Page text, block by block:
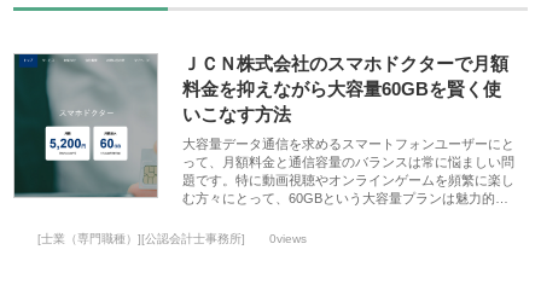
ＪＣＮ株式会社のスマホドクターで月額
料金を抑えながら大容量60GBを賢く使
いこなす方法
大容量データ通信を求めるスマートフォンユーザーにと
って、月額料金と通信容量のバランスは常に悩ましい問
題です。特に動画視聴やオンラインゲームを頻繁に楽し
む方々にとって、60GBという大容量プランは魅力的…
[士業（専門職種）][公認会計士事務所] 0views